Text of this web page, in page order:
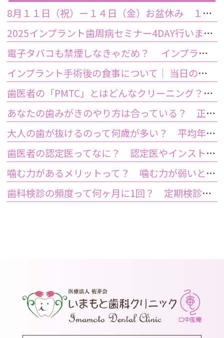
8月１１日（祝）ー１４日（金）お盆休み １５日土曜日から診療しております
2025インプラント歯周病セミナー4DAY行いました
電子タバコも禁煙しなきゃだめ？ インプラント手術前後の喫煙が及ぼす影響とは？
インプラント手術後の食事について｜ 当日の注意点・いつから普通の食事ができる？
歯医者の「PMTC」とはどんなクリーニング？スケーリングとは何が違うの？
あなたの歯みがきのやり方は合っている？ 正しい歯みがき方法と間違った方法
大人の歯が抜けるのって何歳が多い？ 平均年齢と原因について
歯医者の認定医ってなに？ 認定医やインストラクターの資格を持つ歯医者のメリット
噛む力があるメリットって？ 噛む力が弱いとどうなるの？
歯科検診の頻度って何ヶ月に1回？ 定期検診って何するの？